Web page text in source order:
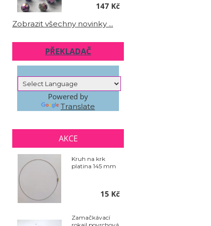
147 Kč
Zobrazit všechny novinky ...
PŘEKLADAČ
Powered by
Translate
AKCE
Kruh na krk
platina 145 mm
15 Kč
Zamačkávací